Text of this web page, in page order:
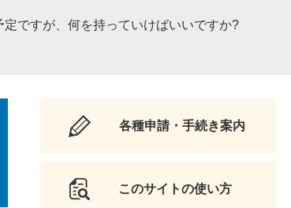
ですが、何を持っていけばいいですか?
各種申請・手続き案内
このサイトの使い方